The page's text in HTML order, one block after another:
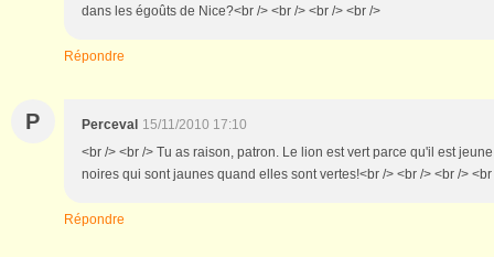
dans les égoûts de Nice?<br /> <br /> <br /> <br />
Répondre
P Perceval 15/11/2010 17:10
<br /> <br /> Tu as raison, patron. Le lion est vert parce qu'il est
noires qui sont jaunes quand elles sont vertes!<br /> <br /> <br /> <br
Répondre